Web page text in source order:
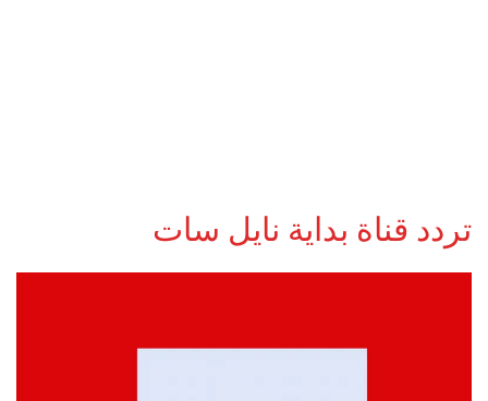
تردد قناة بداية نايل سات